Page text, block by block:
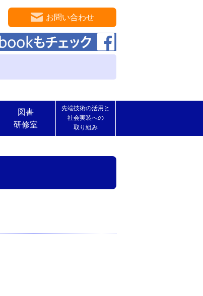
お問い合わせ
図書
研修室
先端技術の活用と
社会実装への
取り組み